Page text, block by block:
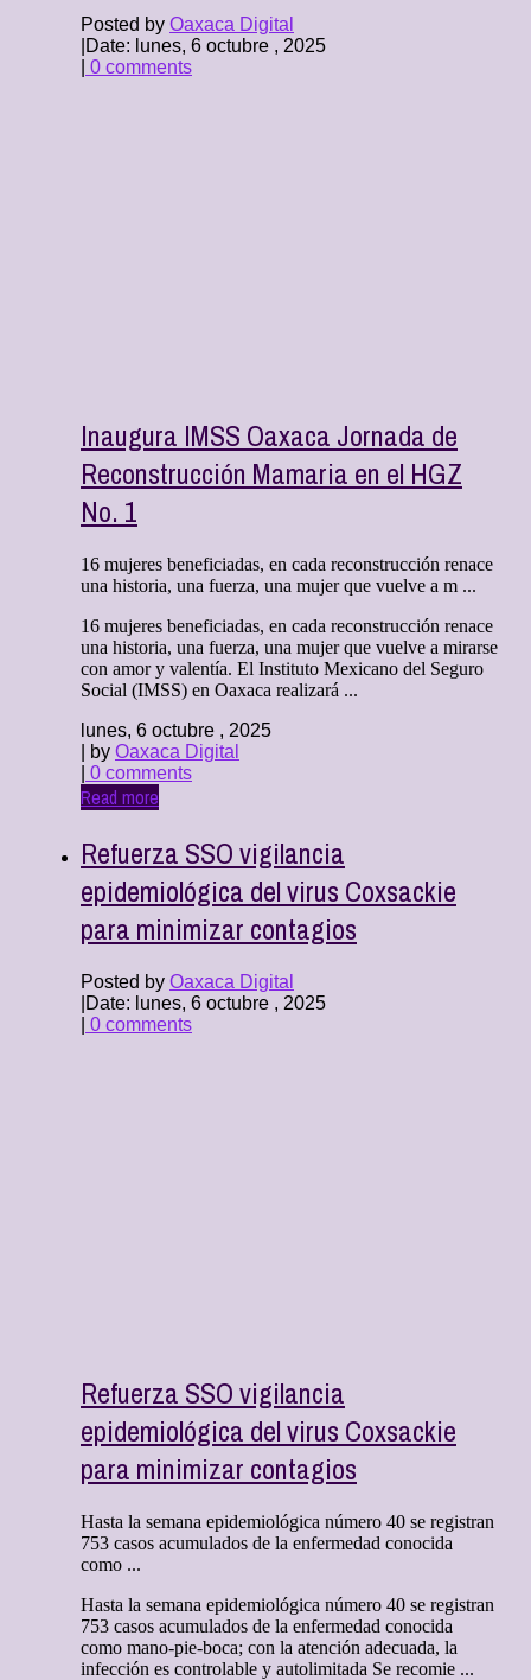
Posted by Oaxaca Digital
Date: lunes, 6 octubre , 2025
0 comments
Inaugura IMSS Oaxaca Jornada de
Reconstrucción Mamaria en el HGZ
No. 1
16 mujeres beneficiadas, en cada reconstrucción renace
una historia, una fuerza, una mujer que vuelve a m ...
16 mujeres beneficiadas, en cada reconstrucción renace
una historia, una fuerza, una mujer que vuelve a mirarse
con amor y valentía. El Instituto Mexicano del Seguro
Social (IMSS) en Oaxaca realizará ...
lunes, 6 octubre , 2025
| by Oaxaca Digital
0 comments
Read more
Refuerza SSO vigilancia
epidemiológica del virus Coxsackie
para minimizar contagios
Posted by Oaxaca Digital
Date: lunes, 6 octubre , 2025
0 comments
Refuerza SSO vigilancia
epidemiológica del virus Coxsackie
para minimizar contagios
Hasta la semana epidemiológica número 40 se registran
753 casos acumulados de la enfermedad conocida
como ...
Hasta la semana epidemiológica número 40 se registran
753 casos acumulados de la enfermedad conocida
como mano-pie-boca; con la atención adecuada, la
infección es controlable y autolimitada Se recomie ...